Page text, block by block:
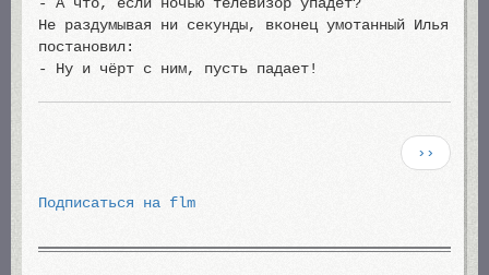
Не раздумывая ни секунды, вконец умотанный Илья
постановил:
- Ну и чёрт с ним, пусть падает!
страница
››
Подписаться на flm